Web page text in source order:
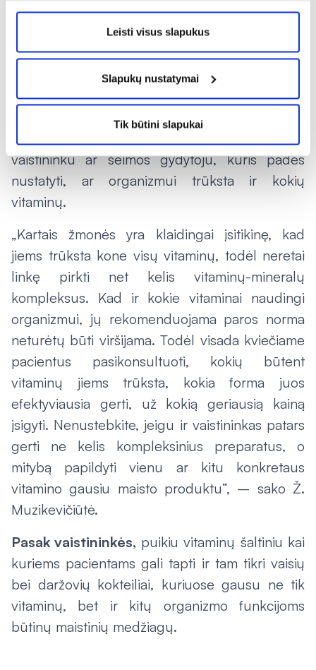
Leisti visus slapukus
Slapukų nustatymai
Tik būtini slapukai
Lietuviškas klimatas ir sezoniškumas lemia, kad
ne visada su maistu gauname pakankamai
reikalingų vitaminų. Vitaminų trūkumą galima
papildyti vartojant vitaminų preparatus.
„Camelios“ vaistininkė Žydrūnė Muzikevičiūtė
rekomenduoja, prieš perkant ir vartojant
vitaminų papildus, pasikonsultuoti su
vaistininku ar šeimos gydytoju, kuris padės
nustatyti, ar organizmui trūksta ir kokių
vitaminų.
„Kartais žmonės yra klaidingai įsitikinę, kad
jiems trūksta kone visų vitaminų, todėl neretai
linkę pirkti net kelis vitaminų-mineralų
kompleksus. Kad ir kokie vitaminai naudingi
organizmui, jų rekomenduojama paros norma
neturėtų būti viršijama. Todėl visada kviečiame
pacientus pasikonsultuoti, kokių būtent
vitaminų jiems trūksta, kokia forma juos
efektyviausia gerti, už kokią geriausią kainą
įsigyti. Nenustebkite, jeigu ir vaistininkas patars
gerti ne kelis kompleksinius preparatus, o
mitybą papildyti vienu ar kitu konkretaus
vitamino gausiu maisto produktu“, – sako Ž.
Muzikevičiūtė.
Pasak vaistininkės, puikiu vitaminų šaltiniu kai
kuriems pacientams gali tapti ir tam tikri vaisių
bei daržovių kokteiliai, kuriuose gausu ne tik
vitaminų, bet ir kitų organizmo funkcijoms
būtinų maistinių medžiagų.